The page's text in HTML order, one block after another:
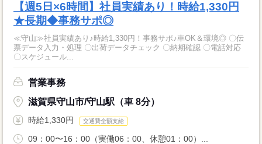
【週5日×6時間】社員実績あり！時給1,330円
★長期◆事務サポ◎
≪守山≫社員実績あり♪時給1,330円！事務サポ♪車OK＆環境◎ 〇伝
票データ入力・処理 〇出荷データチェック 〇納期確認 〇電話対応
〇スケジュール...
営業事務
滋賀県守山市/守山駅（車 8分）
時給1,330円 交通費全額支給
09：00〜16：00（実働06：00、休憩01：00）...